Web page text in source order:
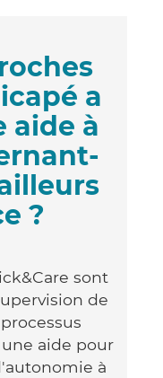
a
aide à
?
sont
de
aide pour
à